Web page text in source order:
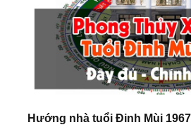
Hướng nhà tuổi Đinh Mùi